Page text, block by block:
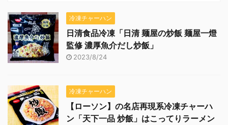
冷凍チャーハン
日清食品冷凍「日清 麺屋の炒飯 麺屋一燈
監修 濃厚魚介だし炒飯」
2023/8/24
冷凍チャーハン
【ローソン】の名店再現系冷凍チャーハ
ン「天下一品 炒飯」はこってりラーメン